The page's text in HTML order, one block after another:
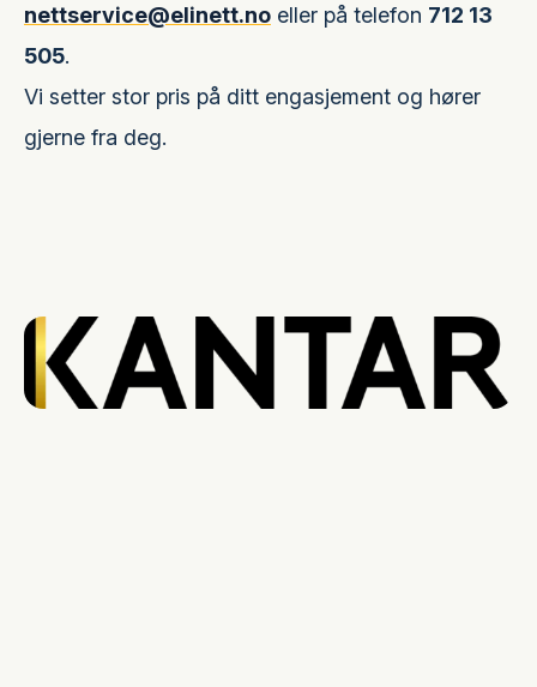
nettservice@elinett.no eller på telefon 712 13
505.
Vi setter stor pris på ditt engasjement og hører
gjerne fra deg.